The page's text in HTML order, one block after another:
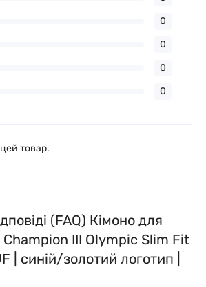
0
0
0
0
товар.
(FAQ) Кімоно для
III Olympic Slim Fit
| синій/золотий логотип |